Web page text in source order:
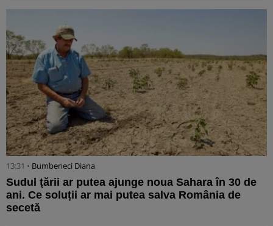
13:31 • Bumbeneci Diana
Sudul ţării ar putea ajunge noua Sahara în 30 de
ani. Ce soluții ar mai putea salva România de
secetă